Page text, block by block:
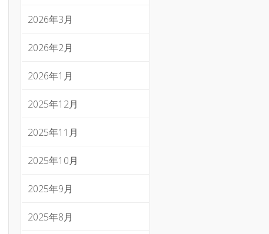
2026年3月
2026年2月
2026年1月
2025年12月
2025年11月
2025年10月
2025年9月
2025年8月